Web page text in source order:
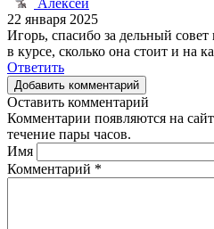
22 января 2025
Игорь, спасибо за дельный
в курсе, сколько она стоит и на
Ответить
Добавить комментарий
Оставить комментарий
Комментарии появляются на
течение пары часов.
Имя
Комментарий *